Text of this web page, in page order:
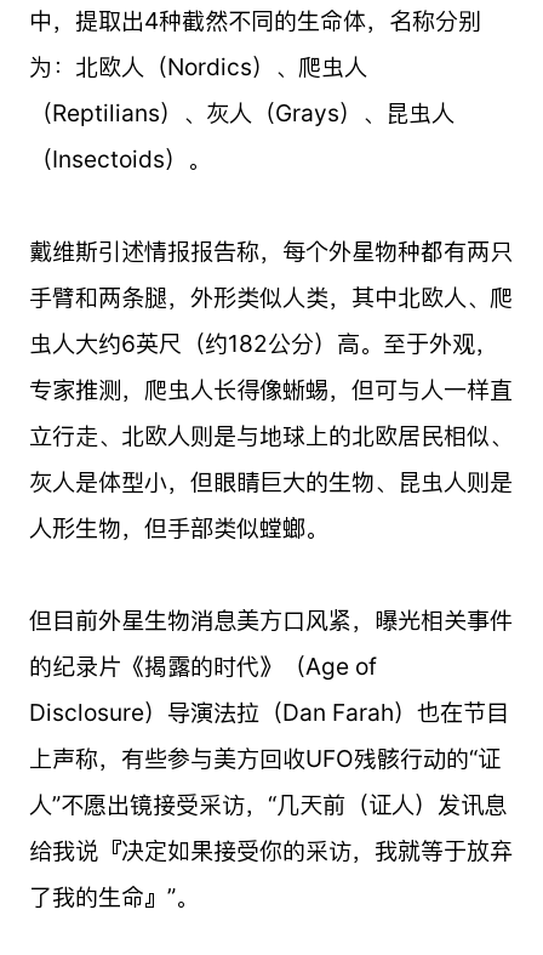
中，提取出4种截然不同的生命体，名称分别
为：北欧人（Nordics）、爬虫人
（Reptilians）、灰人（Grays）、昆虫人
（Insectoids）。
戴维斯引述情报报告称，每个外星物种都有两只
手臂和两条腿，外形类似人类，其中北欧人、爬
虫人大约6英尺（约182公分）高。至于外观，
专家推测，爬虫人长得像蜥蜴，但可与人一样直
立行走、北欧人则是与地球上的北欧居民相似、
灰人是体型小，但眼睛巨大的生物、昆虫人则是
人形生物，但手部类似螳螂。
但目前外星生物消息美方口风紧，曝光相关事件
的纪录片《揭露的时代》（Age of
Disclosure）导演法拉（Dan Farah）也在节目
上声称，有些参与美方回收UFO残骸行动的“证
人”不愿出镜接受采访，“几天前（证人）发讯息
给我说『决定如果接受你的采访，我就等于放弃
了我的生命』”。